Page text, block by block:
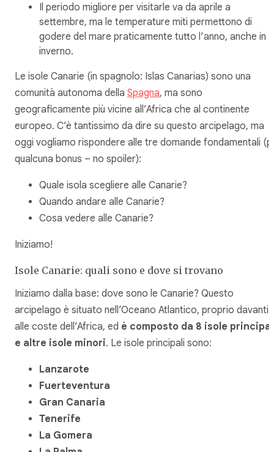
Il periodo migliore per visitarle va da aprile a
settembre, ma le temperature miti permettono di
godere del mare praticamente tutto l’anno, anche in
inverno.
Le isole Canarie (in spagnolo: Islas Canarias) sono una
comunità autonoma della Spagna, ma sono
geograficamente più vicine all’Africa che al continente
europeo. C’è tantissimo da dire su questo arcipelago, ma
oggi vogliamo rispondere alle tre domande fondamentali
qualcuna bonus – no spoiler):
Quale isola scegliere alle Canarie?
Quando andare alle Canarie?
Cosa vedere alle Canarie?
Iniziamo!
Isole Canarie: quali sono e dove si trovano
Iniziamo dalla base: dove sono le Canarie? Questo
arcipelago è situato nell’Oceano Atlantico, proprio davanti
alle coste dell’Africa, ed è composto da 8 isole
e altre isole minori. Le isole principali sono:
Lanzarote
Fuerteventura
Gran Canaria
Tenerife
La Gomera